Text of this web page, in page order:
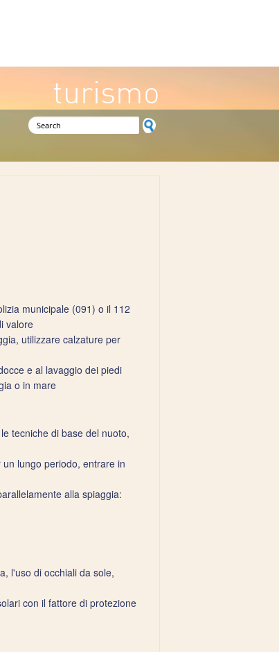
turismo
Search form
municipale (091) o il 112
valore
utilizzare calzature per
e al lavaggio dei piedi
o in mare
tecniche di base del nuoto,
lungo periodo, entrare in
alla spiaggia:
l'uso di occhiali da sole,
con il fattore di protezione